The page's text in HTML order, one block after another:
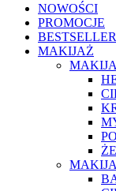
NOWOŚCI
PROMOCJE
MAKIJAŻ